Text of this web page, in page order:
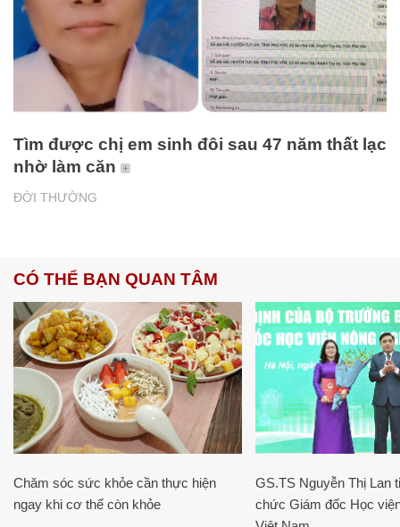
ĐỜI THƯỜNG
Tìm được chị em sinh đôi sau 47 năm thất lạc
nhờ làm căn
CÓ THỂ BẠN QUAN TÂM
Chăm sóc sức khỏe cần thực hiện
ngay khi cơ thể còn khỏe
GS.TS Nguyễn Thị Lan
chức Giám đốc Học